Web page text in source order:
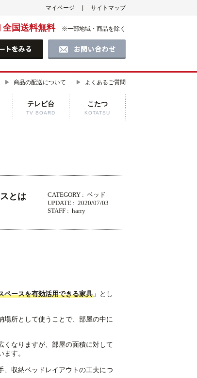
マイページ サイトマップ
全国送料無料 ※一部地域・商品を除く
商品の配送について よくあるご質問
テレビ台
TV BOARD
こたつ
KOTATSU
とは CATEGORY : ベッド
UPDATE : 2020/07/03
STAFF : harry
ペースを有効活用できる家具 」とし
場所として使うことで、部屋の中に
くなりますが、部屋の面積に対して
ます。
、収納ベッドレイアウトの工夫につ